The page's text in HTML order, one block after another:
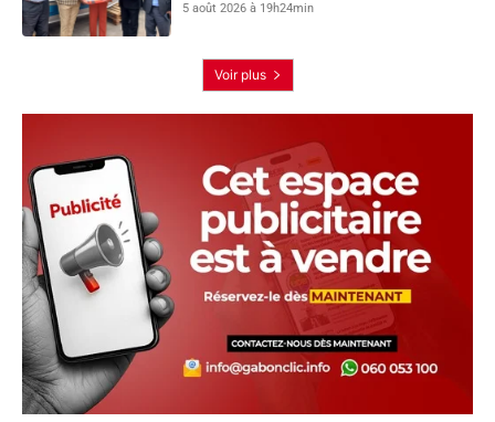
5 août 2026 à 19h24min
Voir plus